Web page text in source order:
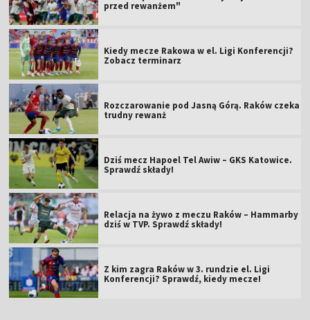
przed rewanżem"
Kiedy mecze Rakowa w el. Ligi Konferencji?
Zobacz terminarz
Rozczarowanie pod Jasną Górą. Raków czeka
trudny rewanż
Dziś mecz Hapoel Tel Awiw – GKS Katowice.
Sprawdź składy!
Relacja na żywo z meczu Raków – Hammarby
dziś w TVP. Sprawdź składy!
Z kim zagra Raków w 3. rundzie el. Ligi
Konferencji? Sprawdź, kiedy mecze!